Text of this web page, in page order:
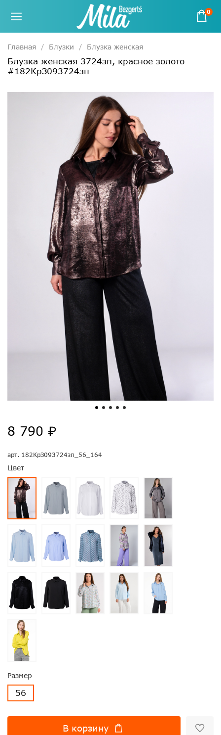
0
Главная Блузки Блузка женская
Блузка женская 3724зп, красное золото
#182КрЗ093724зп
арт. 182КрЗ093724зп_56_164
Цвет
Размер
56
8 790 ₽
В корзину